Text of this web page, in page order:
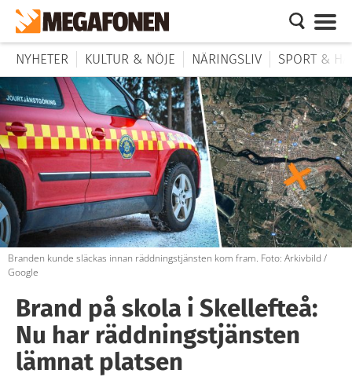
NYHETER KULTUR & NÖJE NÄRINGSLIV SPORT &
Branden kunde släckas innan räddningstjänsten kom fram. Foto: Arkivbild /
Google
Brand på skola i Skellefteå:
Nu har räddningstjänsten
lämnat platsen